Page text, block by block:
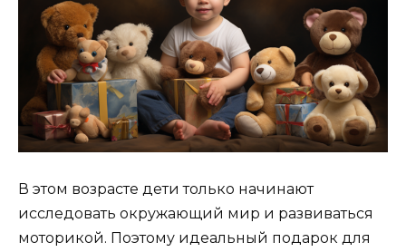
В этом возрасте дети только начинают
исследовать окружающий мир и развиваться
моторикой. Поэтому идеальный подарок для